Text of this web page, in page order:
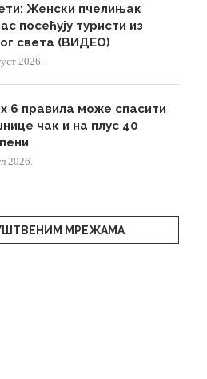
Женски пчелињак
посећују туристи из
света (ВИДЕО)
2026.
6 правила може спасити
чак и на плус 40
2026.
МРЕЖАМА